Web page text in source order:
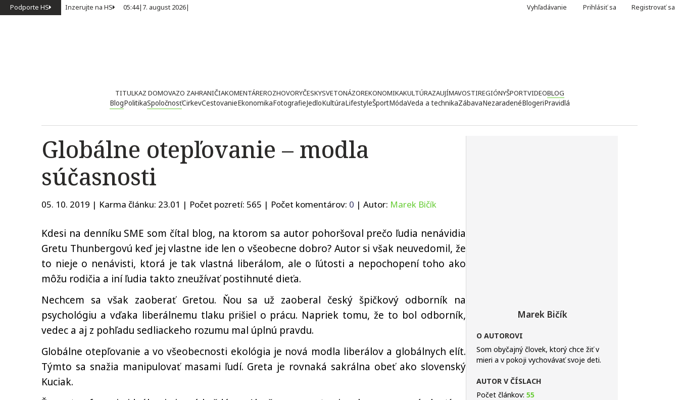
Podporte HS Inzerujte na HS 05:44| 7. august 2026| Vyhľadávanie Prihlásiť sa Registrovať sa
TITULKAZ DOMOVAZO ZAHRANIČIAKOMENTÁREROZHOVORYČESKYSVETONÁZOREKONOMIKAKULTÚRAZAUJÍMAVOSTIREGIÓNYŠPORTVIDEOBLOG
BlogPolitikaSpoločnosťCirkevCestovanieEkonomikaFotografieJedloKultúraLifestyleŠportMódaVeda a technikaZábavaNezaradenéBlogeriPravidlá
Globálne otepľovanie – modla
súčasnosti
05. 10. 2019 | Karma článku: 23.01 | Počet pozretí: 565 | Počet komentárov: 0 | Autor: Marek Bičík
Kdesi na denníku SME som čítal blog, na ktorom sa autor pohoršoval prečo ľudia nenávidia
Gretu Thunbergovú keď jej vlastne ide len o všeobecne dobro? Autor si však neuvedomil, že
to nieje o nenávisti, ktorá je tak vlastná liberálom, ale o ľútosti a nepochopení toho ako
môžu rodičia a iní ľudia takto zneužívať postihnuté dieťa.
Nechcem sa však zaoberať Gretou. Ňou sa už zaoberal český špičkový odborník na
psychológiu a vďaka liberálnemu tlaku prišiel o prácu. Napriek tomu, že to bol odborník,
vedec a aj z pohľadu sedliackeho rozumu mal úplnú pravdu.
Globálne otepľovanie a vo všeobecnosti ekológia je nová modla liberálov a globálnych elít.
Týmto sa snažia manipulovať masami ľudí. Greta je rovnaká sakrálna obeť ako slovenský
Kuciak.
Marek Bičík
O AUTOROVI
Som obyčajný človek, ktorý chce žiť v
mieri a v pokoji vychovávať svoje deti.
AUTOR V ČÍSLACH
Počet článkov: 55